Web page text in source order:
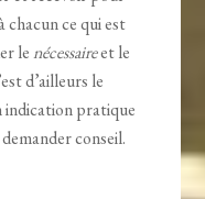
chacun ce qui est
lenécessaireet le
d’ailleurs le
indication pratique
conseil.